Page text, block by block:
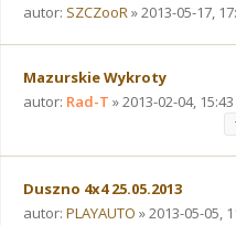
autor: SZCZooR» 2013-05-17,
Mazurskie Wykroty
autor: Rad-T » 2013-02-04, 15:43
Duszno 4x4 25.05.2013
autor: PLAYAUTO » 2013-05-05,